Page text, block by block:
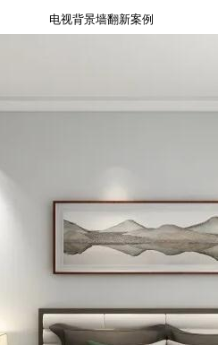
电视背景墙翻新案例